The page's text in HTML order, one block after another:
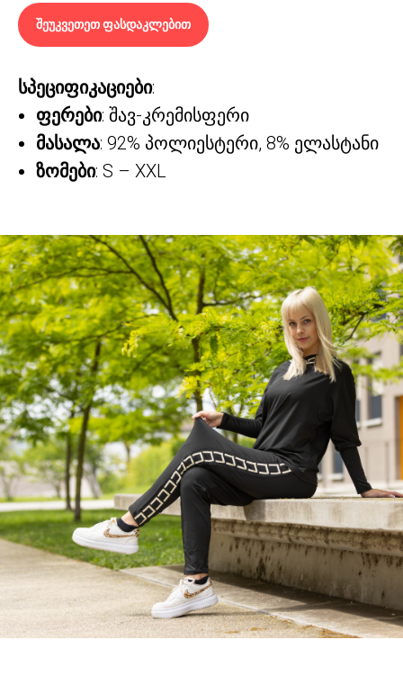
შეუკვეთეთ ფასდაკლებით
სპეციფიკაციები:
ფერები: შავ-კრემისფერი
მასალა: 92% პოლიესტერი, 8% ელასტანი
ზომები: S – XXL